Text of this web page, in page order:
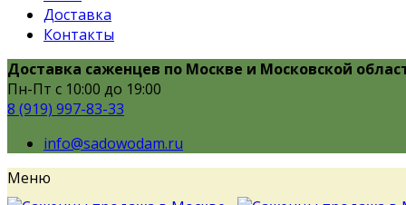
Доставка
Контакты
Доставка саженцев по Москве и Московской
Пн-Пт с 10:00 до 19:00
8 (919) 997-83-33
info@sadowodam.ru
Меню